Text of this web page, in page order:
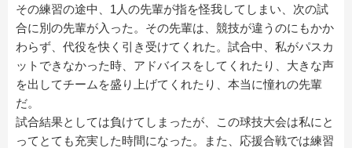
その練習の途中、1人の先輩が指を怪我してしまい、次の試
合に別の先輩が入った。その先輩は、競技が違うのにもかか
わらず、代役を快く引き受けてくれた。試合中、私がパスカ
ットできなかった時、アドバイスをしてくれたり、大きな声
を出してチームを盛り上げてくれたり、本当に憧れの先輩
だ。
試合結果としては負けてしまったが、この球技大会は私にと
ってとても充実した時間になった。また、応援合戦では練習